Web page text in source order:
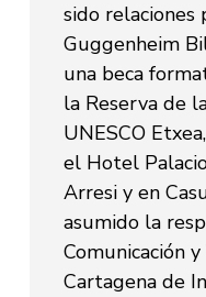
sido
Guggenheim
una beca
la Reserva de
UNESCO
el Hotel
Arresi y en
asumido la
Comunicación
Cartagena de